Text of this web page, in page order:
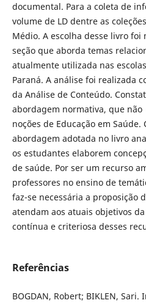
documental. Para a coleta de
volume de LD dentre as
Médio. A escolha desse livro
seção que aborda temas
atualmente utilizada nas
Paraná. A análise foi realizada
da Análise de Conteúdo.
abordagem normativa, que
noções de Educação em Saúde.
abordagem adotada no livro
os estudantes elaborem
de saúde. Por ser um recurso
professores no ensino de
faz-se necessária a proposição
atendam aos atuais objetivos
contínua e criteriosa desses
Referências
BOGDAN, Robert; BIKLEN,